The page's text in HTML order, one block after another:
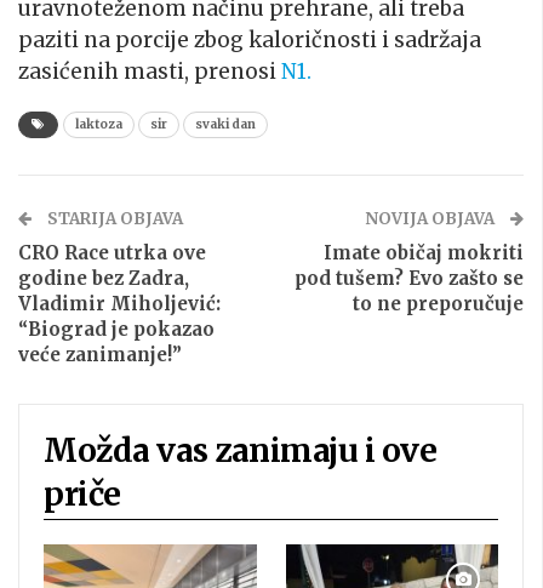
uravnoteženom načinu prehrane, ali treba
paziti na porcije zbog kaloričnosti i sadržaja
zasićenih masti, prenosiN1.
laktoza sir svaki dan
STARIJA OBJAVA
CRO Race utrka ove
godine bez Zadra,
Vladimir Miholjević:
“Biograd je pokazao
veće zanimanje!”
NOVIJA OBJAVA
Imate običaj mokriti
pod tušem? Evo zašto se
to ne preporučuje
Možda vas zanimaju i ove
priče